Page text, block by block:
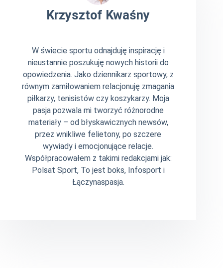
Krzysztof Kwaśny
W świecie sportu odnajduję inspirację i
nieustannie poszukuję nowych historii do
opowiedzenia. Jako dziennikarz sportowy, z
równym zamiłowaniem relacjonuję zmagania
piłkarzy, tenisistów czy koszykarzy. Moja
pasja pozwala mi tworzyć różnorodne
materiały – od błyskawicznych newsów,
przez wnikliwe felietony, po szczere
wywiady i emocjonujące relacje.
Współpracowałem z takimi redakcjami jak:
Polsat Sport, To jest boks, Infosport i
Łączynaspasja.